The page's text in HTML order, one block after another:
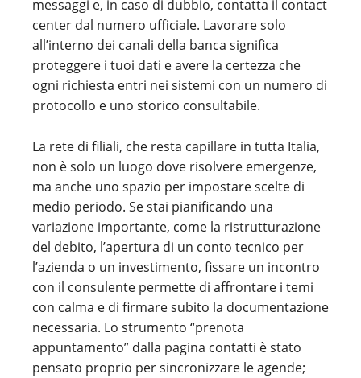
messaggi e, in caso di dubbio, contatta il contact
center dal numero ufficiale. Lavorare solo
all’interno dei canali della banca significa
proteggere i tuoi dati e avere la certezza che
ogni richiesta entri nei sistemi con un numero di
protocollo e uno storico consultabile.
La rete di filiali, che resta capillare in tutta Italia,
non è solo un luogo dove risolvere emergenze,
ma anche uno spazio per impostare scelte di
medio periodo. Se stai pianificando una
variazione importante, come la ristrutturazione
del debito, l’apertura di un conto tecnico per
l’azienda o un investimento, fissare un incontro
con il consulente permette di affrontare i temi
con calma e di firmare subito la documentazione
necessaria. Lo strumento “prenota
appuntamento” dalla pagina contatti è stato
pensato proprio per sincronizzare le agende;